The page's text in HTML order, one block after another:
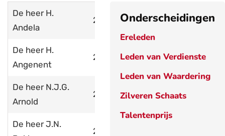
Onderscheidingen
Ereleden
Leden van Verdienste
Leden van Waardering
Zilveren Schaats
Talentenprijs
De heer H.
Andela
2017
De heer H.
Angenent
2010
De heer N.J.G.
Arnold
2008
De heer J.N.
2019